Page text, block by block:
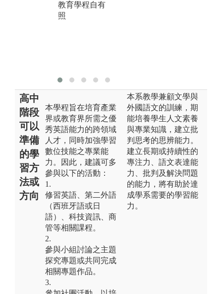
教育學程自有
照
高中
階段
可以
準備
的學
習方
法或
方向
本學程旨在培育產業
界或教育界所需之優
秀英語能力的跨領域
人才，同時加強學習
數位技能之專業能
力。因此，建議可多
參與以下的活動：
1.
修習英語、第二外語
（西班牙語或日
語）、科技資訊、商
管等相關課程。
2.
參與小組討論之主題
探究專題或共同完成
相關專題作品。
3.
本系教學兼顧文學與
外國語文的訓練，期
能培養學生人文素養
與專業知識，建立批
判思考的思辨能力。
建立長期或持續性的
專注力、語文表達能
力、批判及解決問題
的能力，將有助於達
成學系需要的學習能
力。